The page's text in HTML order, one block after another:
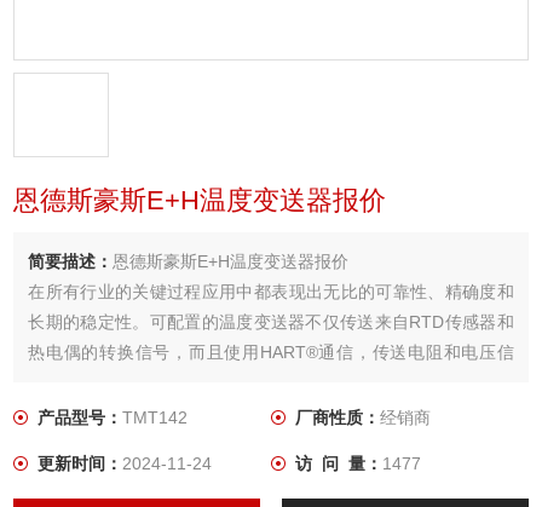
恩德斯豪斯E+H温度变送器报价
简要描述：恩德斯豪斯E+H温度变送器报价
在所有行业的关键过程应用中都表现出无比的可靠性、精确度和
长期的稳定性。可配置的温度变送器不仅传送来自RTD传感器和
热电偶的转换信号，而且使用HART®通信，传送电阻和电压信
产品型号：TMT142 厂商性质： 经销商
更新时间：2024-11-24 访 问 量： 1477